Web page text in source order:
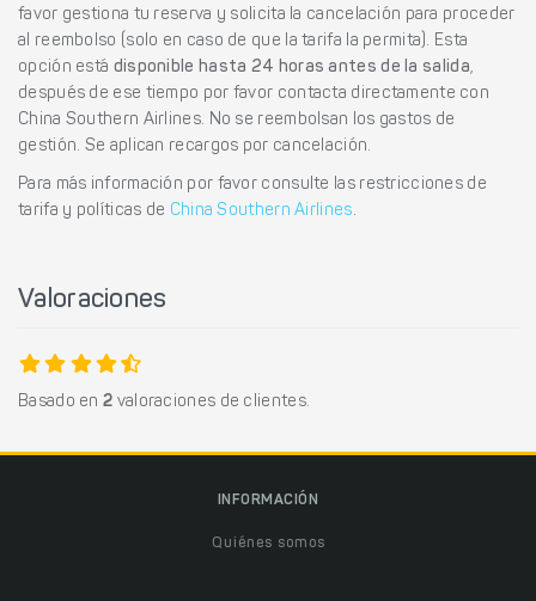
favor gestiona tu reserva y solicita la cancelación para proceder
al reembolso (solo en caso de que la tarifa la permita). Esta
opción está disponible hasta 24 horas antes de la salida,
después de ese tiempo por favor contacta directamente con
China Southern Airlines. No se reembolsan los gastos de
gestión. Se aplican recargos por cancelación.
Para más información por favor consulte las restricciones de
tarifa y políticas de China Southern Airlines.
Valoraciones
Basado en 2 valoraciones de clientes.
INFORMACIÓN
Quiénes somos